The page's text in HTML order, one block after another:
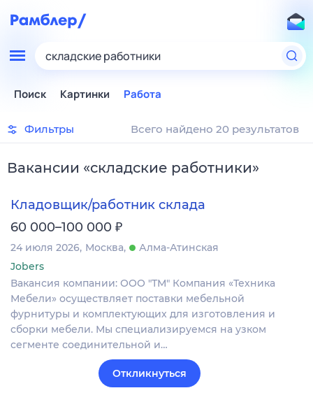
складские работники
Поиск Картинки Работа
Фильтры Всего найдено 20 результатов
Вакансии «складские работники»
Кладовщик/работник склада
60 000–100 000 ₽
24 июля 2026 Москва
Алма-Атинская
Jobers
Вакансия компании: ООО "ТМ" Компания «Техника
Мебели» осуществляет поставки мебельной
фурнитуры и комплектующих для изготовления и
сборки мебели. Мы специализируемся на узком
сегменте соединительной и…
Откликнуться